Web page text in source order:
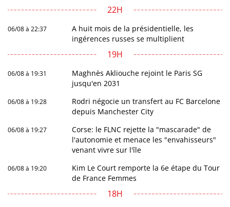
22H
06/08 à 22:37
A huit mois de la présidentielle, les
ingérences russes se multiplient
19H
06/08 à 19:31
Maghnès Akliouche rejoint le Paris SG
jusqu'en 2031
06/08 à 19:28
Rodri négocie un transfert au FC Barcelone
depuis Manchester City
06/08 à 19:27
Corse: le FLNC rejette la "mascarade" de
l'autonomie et menace les "envahisseurs"
venant vivre sur l'île
06/08 à 19:20
Kim Le Court remporte la 6e étape du Tour
de France Femmes
18H